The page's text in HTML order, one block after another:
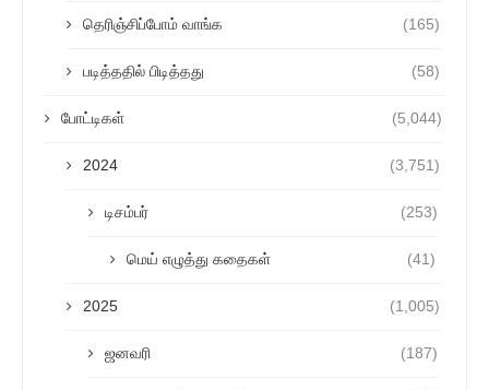
தெரிஞ்சிப்போம் வாங்க (165)
படித்ததில் பிடித்தது (58)
போட்டிகள் (5,044)
2024 (3,751)
டிசம்பர் (253)
மெய் எழுத்து கதைகள் (41)
2025 (1,005)
ஜனவரி (187)